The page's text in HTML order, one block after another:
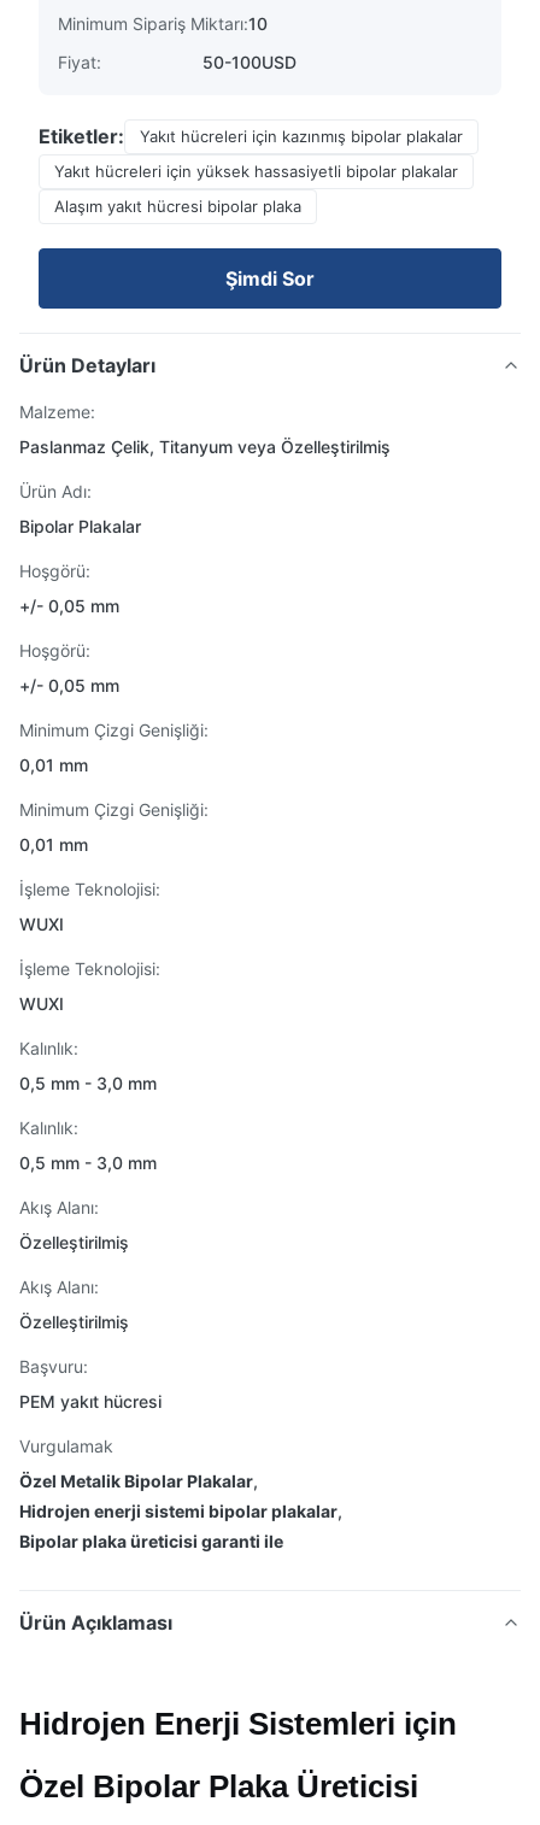
Minimum Sipariş Miktarı:10
Fiyat:
50-100USD
Etiketler:
Yakıt hücreleri için kazınmış bipolar plakalar
Yakıt hücreleri için yüksek hassasiyetli bipolar plakalar
Alaşım yakıt hücresi bipolar plaka
Şimdi Sor
Ürün Detayları
Malzeme:
Paslanmaz Çelik, Titanyum veya Özelleştirilmiş
Ürün Adı:
Bipolar Plakalar
Hoşgörü:
+/- 0,05 mm
Hoşgörü:
+/- 0,05 mm
Minimum Çizgi Genişliği:
0,01 mm
Minimum Çizgi Genişliği:
0,01 mm
İşleme Teknolojisi:
WUXI
İşleme Teknolojisi:
WUXI
Kalınlık:
0,5 mm - 3,0 mm
Kalınlık:
0,5 mm - 3,0 mm
Akış Alanı:
Özelleştirilmiş
Akış Alanı:
Özelleştirilmiş
Başvuru:
PEM yakıt hücresi
Vurgulamak
Özel Metalik Bipolar Plakalar,
Hidrojen enerji sistemi bipolar plakalar,
Bipolar plaka üreticisi garanti ile
Ürün Açıklaması
Hidrojen Enerji Sistemleri için
Özel Bipolar Plaka Üreticisi